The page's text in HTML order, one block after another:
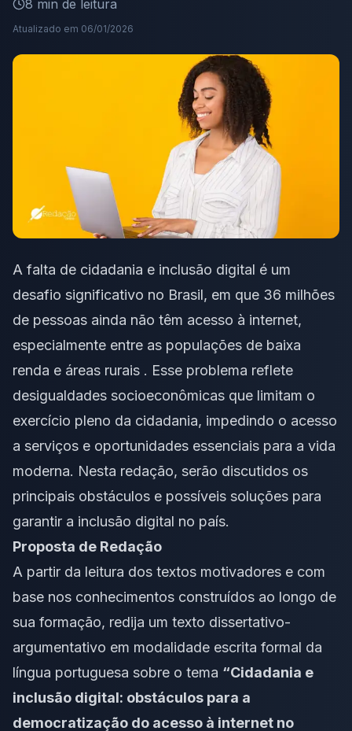
8 min de leitura
Atualizado em 06/01/2026
A falta de cidadania e inclusão digital é um
desafio significativo no Brasil, em que 36 milhões
de pessoas ainda não têm acesso à internet,
especialmente entre as populações de baixa
renda e áreas rurais . Esse problema reflete
desigualdades socioeconômicas que limitam o
exercício pleno da cidadania, impedindo o acesso
a serviços e oportunidades essenciais para a vida
moderna. Nesta redação, serão discutidos os
principais obstáculos e possíveis soluções para
garantir a inclusão digital no país.
Proposta de Redação
A partir da leitura dos textos motivadores e com
base nos conhecimentos construídos ao longo de
sua formação, redija um texto dissertativo-
argumentativo em modalidade escrita formal da
língua portuguesa sobre o tema “Cidadania e
inclusão digital: obstáculos para a
democratização do acesso à internet no